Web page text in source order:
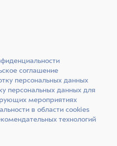
соглашение
персональных данных
персональных данных для
мероприятиях
в области cookies
технологий